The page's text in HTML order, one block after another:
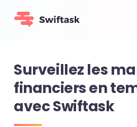
Surveillez les
financiers en
avec Swiftask